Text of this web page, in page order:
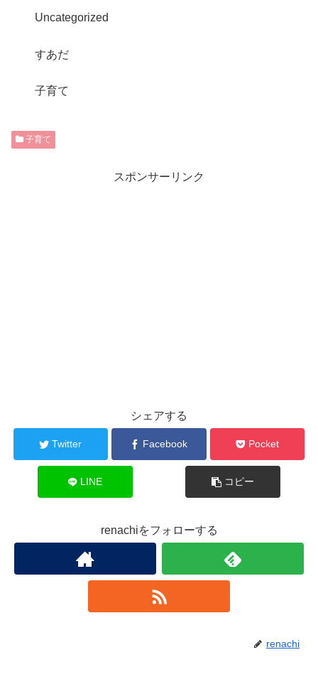
Uncategorized
すあだ
子育て
子育て
スポンサーリンク
シェアする
Twitter Facebook Pocket
LINE コピー
renachiをフォローする
renachi